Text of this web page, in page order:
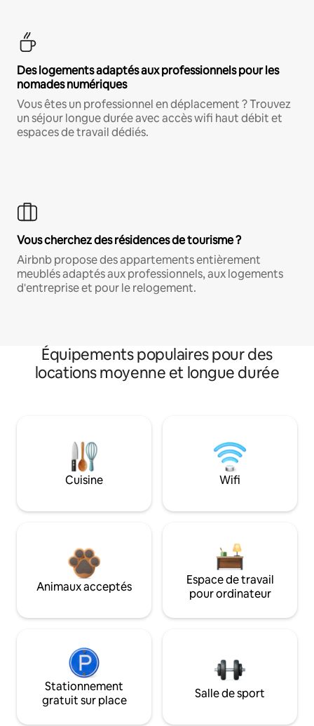
Des logements adaptés aux professionnels pour les
nomades numériques
Vous êtes un professionnel en déplacement ? Trouvez
un séjour longue durée avec accès wifi haut débit et
espaces de travail dédiés.
Vous cherchez des résidences de tourisme ?
Airbnb propose des appartements entièrement
meublés adaptés aux professionnels, aux logements
d'entreprise et pour le relogement.
Équipements populaires pour des
locations moyenne et longue durée
Cuisine Wifi
Animaux acceptés
Espace de travail
pour ordinateur
Stationnement
gratuit sur place
Salle de sport